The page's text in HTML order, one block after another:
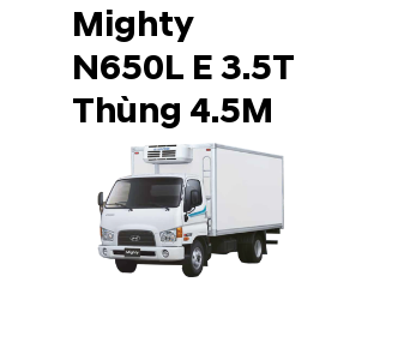
Mighty
N650L E 3.5T
Thùng 4.5M